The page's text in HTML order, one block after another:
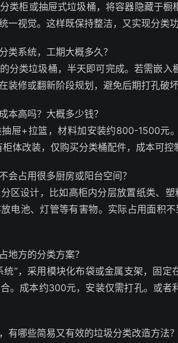
类柜或抽屉式垃圾桶，将容器隐藏于橱
一视觉。这样既保持整洁，又实现分类功
类系统，工期大概多久？
分类垃圾桶，半天即可完成。若需嵌
装修或翻新阶段规划，避免后期打孔破坏
本高吗？大概多少钱？
屉+拉篮，材料加安装约800-1500元
体改装，仅购买分类桶配件，成本可控
会占用很多厨房或阳台空间？
区设计，比如高柜内分层放置纸类、
电池、灯管等有害物。实际占用面积
地方的分类方案？
统”，采用模块化布袋或金属支架，固
。成本约300元，安装仅需打孔。或者
有哪些简易又有效的垃圾分类改造方法？